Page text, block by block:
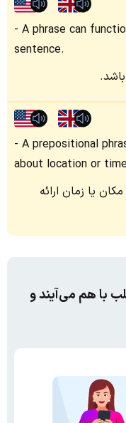
A phrase can
sentence.
A prepositional
about location or
یا زمان ارائه
با هم می‌آیند و